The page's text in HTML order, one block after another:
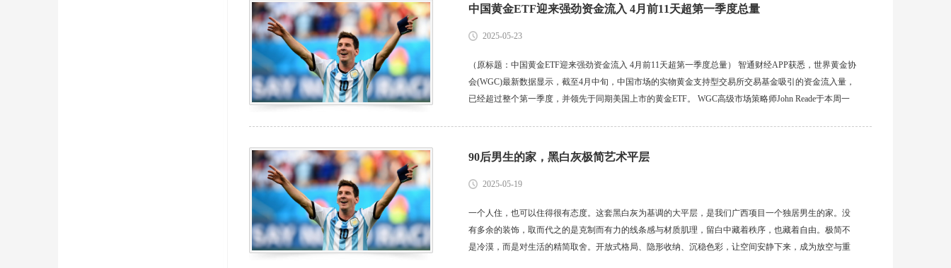
中国黄金ETF迎来强劲资金流入 4月前11天超第一季度总量
2025-05-23
（原标题：中国黄金ETF迎来强劲资金流入 4月前11天超第一季度总量） 智通财经APP获悉，世界黄金协
会(WGC)最新数据显示，截至4月中旬，中国市场的实物黄金支持型交易所交易基金吸引的资金流入量，
已经超过整个第一季度，并领先于同期美国上市的黄金ETF。 WGC高级市场策略师John Reade于本周一
90后男生的家，黑白灰极简艺术平层
2025-05-19
一个人住，也可以住得很有态度。这套黑白灰为基调的大平层，是我们广西项目一个独居男生的家。没
有多余的装饰，取而代之的是克制而有力的线条感与材质肌理，留白中藏着秩序，也藏着自由。极简不
是冷漠，而是对生活的精简取舍。开放式格局、隐形收纳、沉稳色彩，让空间安静下来，成为放空与重